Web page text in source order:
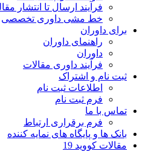
فرآیند ارسال تا انتشار مقاله
خط مشی داوری تخصصی
برای داوران
راهنمای داوران
داوران
فرآیند داوری مقالات
ثبت نام و اشتراک
اطلاعات ثبت نام
فرم ثبت نام
تماس با ما
فرم برقراری ارتباط
بانک ها و پایگاه های نمایه کننده
مقالات کووید 19